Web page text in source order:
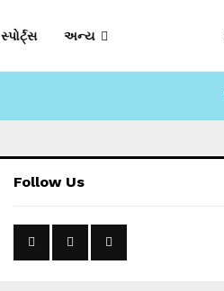
સ્પોર્ટ્સ અન્ય
Follow Us